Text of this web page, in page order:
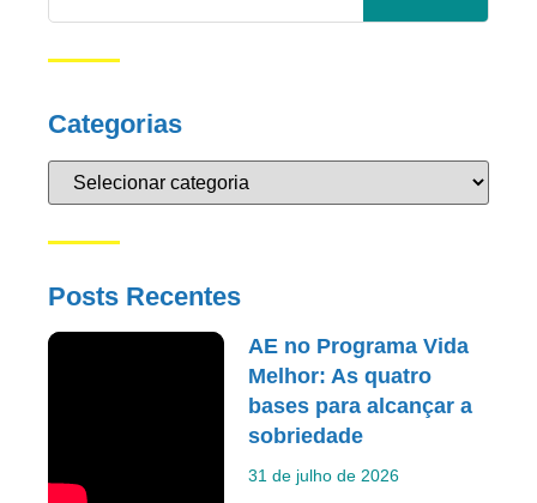
Categorias
Posts Recentes
AE no Programa Vida
Melhor: As quatro
bases para alcançar a
sobriedade
31 de julho de 2026